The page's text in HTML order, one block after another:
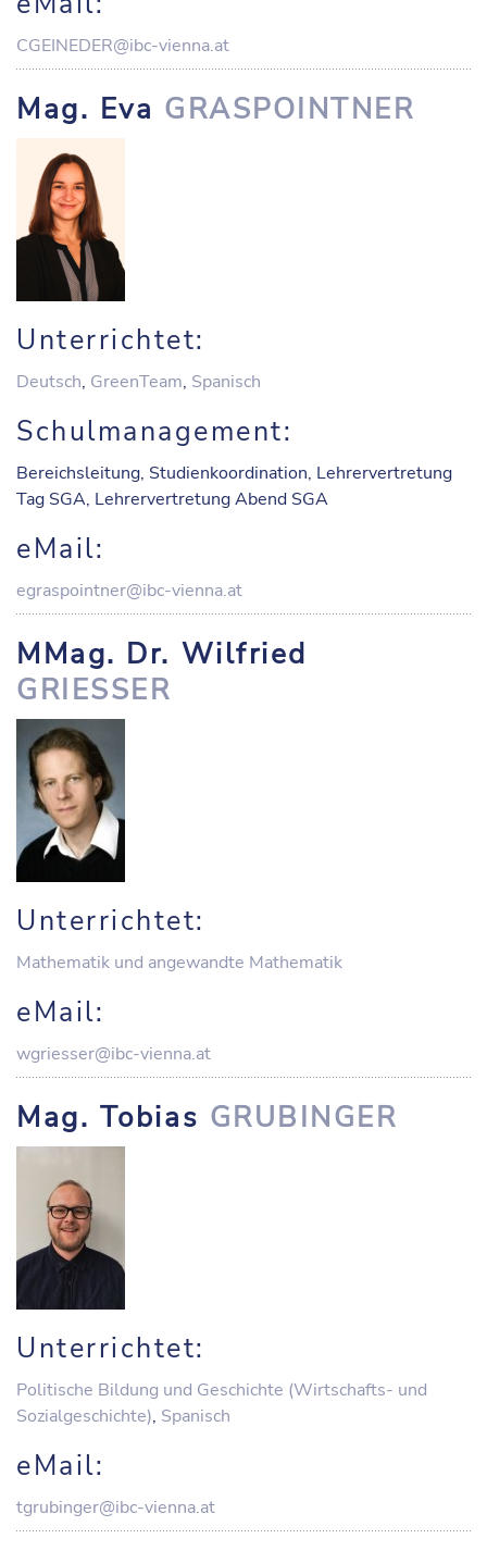
CGEINEDER@ibc-vienna.at
Mag. Eva GRASPOINTNER
Unterrichtet:
Deutsch, GreenTeam, Spanisch
Schulmanagement:
Bereichsleitung, Studienkoordination, Lehrervertretung
Tag SGA, Lehrervertretung Abend SGA
eMail:
egraspointner@ibc-vienna.at
MMag. Dr. Wilfried
GRIESSER
Unterrichtet:
Mathematik und angewandte Mathematik
eMail:
wgriesser@ibc-vienna.at
Mag. Tobias GRUBINGER
Unterrichtet:
Politische Bildung und Geschichte (Wirtschafts- und
Sozialgeschichte), Spanisch
eMail:
tgrubinger@ibc-vienna.at